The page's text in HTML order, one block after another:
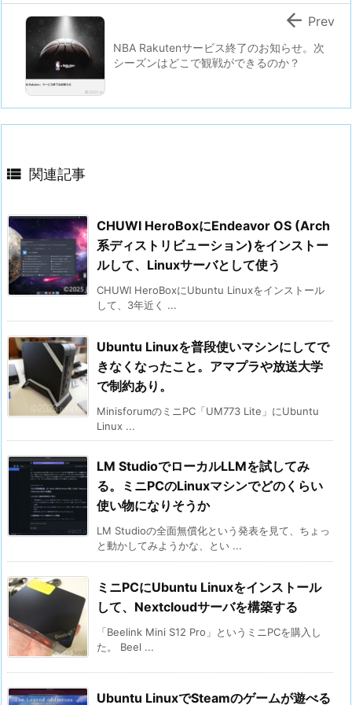
NBA Rakutenサービス終了のお知らせ。次
シーズンはどこで観戦ができるのか？
 Prev
 関連記事
CHUWI HeroBoxにEndeavor OS (Arch
系ディストリビューション)をインストー
ルして、Linuxサーバとして使う
CHUWI HeroBoxにUbuntu Linuxをインストール
して、3年近く ...
Ubuntu Linuxを普段使いマシンにしてで
きなくなったこと。アマプラや放送大学
で制約あり。
MinisforumのミニPC「UM773 Lite」にUbuntu
Linux ...
LM StudioでローカルLLMを試してみ
る。ミニPCのLinuxマシンでどのくらい
使い物になりそうか
LM Studioの全面無償化という発表を見て、ちょっ
と動かしてみようかな、とい ...
ミニPCにUbuntu Linuxをインストール
して、Nextcloudサーバを構築する
「Beelink Mini S12 Pro」というミニPCを購入し
た。 Beel ...
Ubuntu LinuxでSteamのゲームが遊べる